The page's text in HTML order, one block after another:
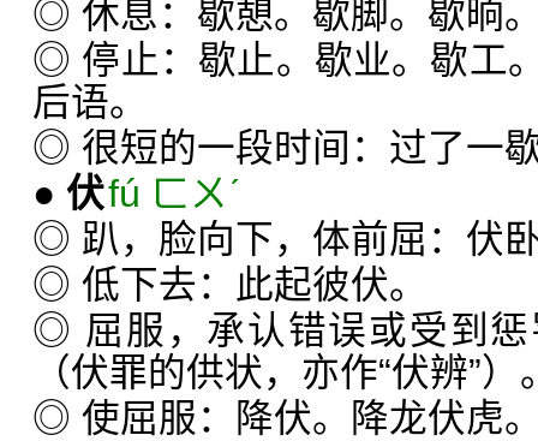
◎ 休息：歇憩。歇脚。歇晌
◎ 停止：歇止。歇业。歇工
后语。
◎ 很短的一段时间：过了一
● 伏fú ㄈㄨˊ
◎ 趴，脸向下，体前屈：伏
◎ 低下去：此起彼伏。
◎ 屈服，承认错误或受到
（伏罪的供状，亦作“伏辨”）
◎ 使屈服：降伏。降龙伏虎